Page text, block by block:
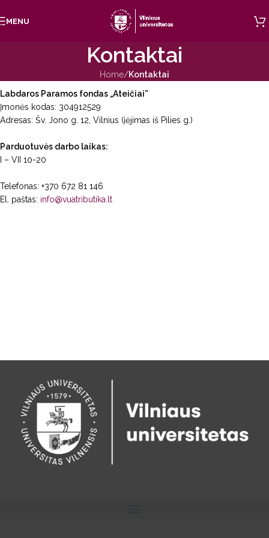
Skip to main content
MENU
Kontaktai
Home/Kontaktai
Labdaros Paramos fondas „Ateičiai”
Įmonės kodas: 304912529
Adresas: Šv. Jono g. 12, Vilnius (įėjimas iš Pilies g.)
Parduotuvės darbo laikas:
I – VII 10-20
Telefonas: +370 672 81 146
El. paštas: info@vuatributika.lt